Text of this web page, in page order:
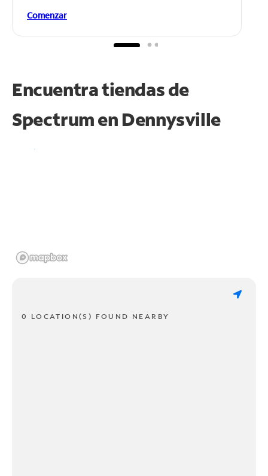
Comenzar
Encuentra tiendas de
Spectrum en Dennysville
0 LOCATION(S) FOUND NEARBY